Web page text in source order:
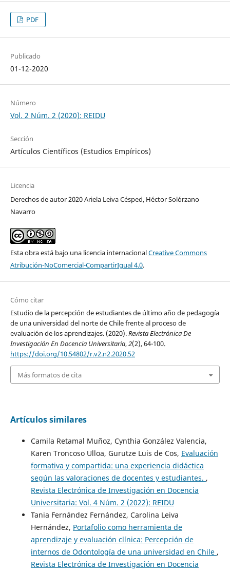
PDF
Publicado
01-12-2020
Número
Vol. 2 Núm. 2 (2020): REIDU
Sección
Artículos Científicos (Estudios Empíricos)
Licencia
Derechos de autor 2020 Ariela Leiva Césped, Héctor Solórzano
Navarro
Esta obra está bajo una licencia internacionalCreative Commons
Atribución-NoComercial-CompartirIgual 4.0.
Cómo citar
Estudio de la percepción de estudiantes de último año de pedagogía
de una universidad del norte de Chile frente al proceso de
evaluación de los aprendizajes. (2020).Revista Electrónica De
Investigación En Docencia Universitaria,2(2), 64-100.
https://doi.org/10.54802/r.v2.n2.2020.52
Más formatos de cita
Artículos similares
Camila Retamal Muñoz, Cynthia González Valencia,
Karen Troncoso Ulloa, Gurutze Luis de Cos, Evaluación
formativa y compartida: una experiencia didáctica
según las valoraciones de docentes y estudiantes. ,
Revista Electrónica de Investigación en Docencia
Universitaria: Vol. 4 Núm. 2 (2022): REIDU
Tania Fernández Fernández, Carolina Leiva
Hernández, Portafolio como herramienta de
aprendizaje y evaluación clínica: Percepción de
internos de Odontología de una universidad en Chile ,
Revista Electrónica de Investigación en Docencia